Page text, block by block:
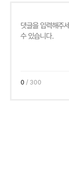
0 / 300